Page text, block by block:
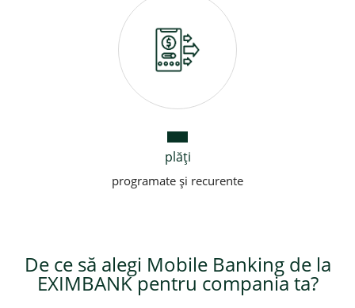
plăți
programate și recurente
De ce să alegi Mobile Banking de la
EXIMBANK pentru compania ta?